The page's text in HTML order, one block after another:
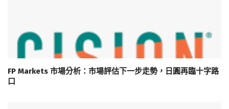
FP Markets 市場分析：市場評估下一步走勢，日圓再臨十字路
口